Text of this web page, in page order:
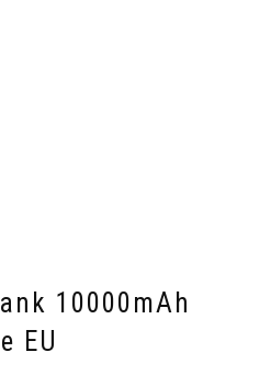
10000mAh
EU